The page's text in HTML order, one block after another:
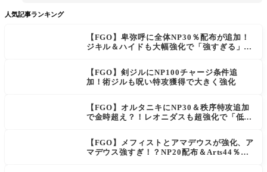
人気記事ランキング
【FGO】卑弥呼に全体NP30％配布が追加！
ジキル＆ハイドも大幅強化で「強すぎる」の
【FGO】剣ジルにNP100チャージ条件追
加！術ジルも呪い特攻獲得で大きく強化
【FGO】オルタニキにNP30＆秩序特攻追加
で金時超え？！レオニダスも超強化で「低レ
【FGO】メフィストとアマデウスが強化、ア
マデウス強すぎ！？NP20配布＆Arts44％強